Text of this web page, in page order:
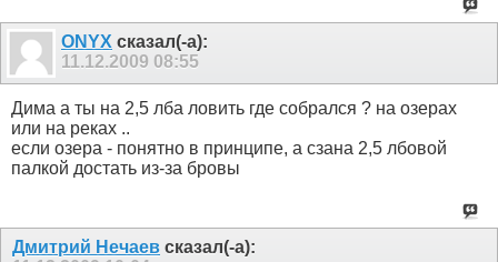
ONYX сказал(-а):
11.12.2009 08:55
Дима а ты на 2,5 лба ловить где собрался ? на озерах
или на реках ..
если озера - понятно в принципе, а сзана 2,5 лбовой
палкой достать из-за бровы
Дмитрий Нечаев сказал(-а):